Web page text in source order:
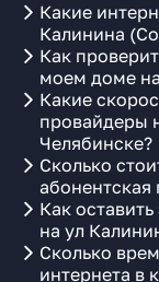
Какие
Калинина
Как
моем доме
Какие
провайдеры
Челябинске?
Сколько
абонентская
Как
на ул
Сколько
интернета в